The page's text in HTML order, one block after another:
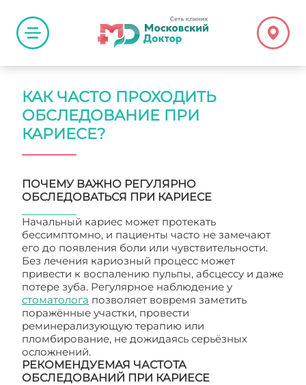
КАК ЧАСТО ПРОХОДИТЬ
ОБСЛЕДОВАНИЕ ПРИ
КАРИЕСЕ?
ПОЧЕМУ ВАЖНО РЕГУЛЯРНО
ОБСЛЕДОВАТЬСЯ ПРИ КАРИЕСЕ
Начальный кариес может протекать
бессимптомно, и пациенты часто не замечают
его до появления боли или чувствительности.
Без лечения кариозный процесс может
привести к воспалению пульпы, абсцессу и даже
потере зуба. Регулярное наблюдение у
стоматолога позволяет вовремя заметить
поражённые участки, провести
реминерализующую терапию или
пломбирование, не дожидаясь серьёзных
осложнений.
РЕКОМЕНДУЕМАЯ ЧАСТОТА
ОБСЛЕДОВАНИЙ ПРИ КАРИЕСЕ